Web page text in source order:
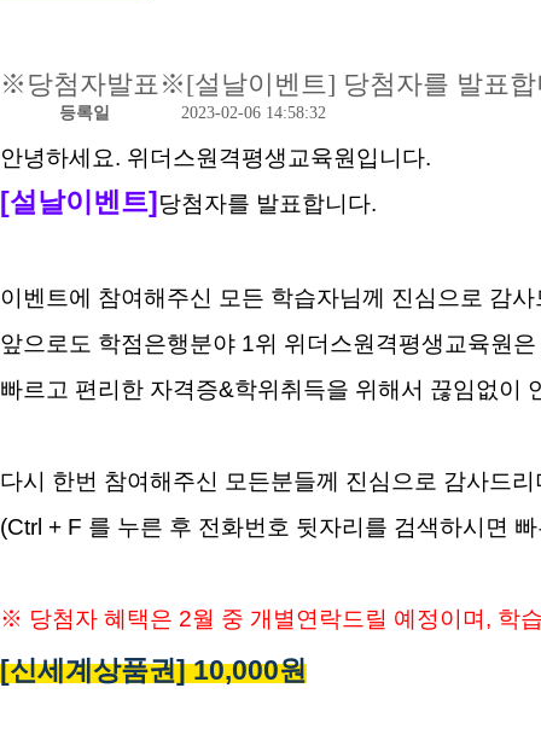
※당첨자발표※[설날이벤트] 당첨자를 발표합
등록일 2023-02-06 14:58:32
안녕하세요. 위더스원격평생교육원입니다.
[설날이벤트] 당첨자를 발표합니다.
이벤트에 참여해주신 모든 학습자님께 진심으로 감사
앞으로도 학점은행분야 1위 위더스원격평생교육원
빠르고 편리한 자격증&학위취득을 위해서 끊임없이
다시 한번 참여해주신 모든분들께 진심으로 감사드
(Ctrl + F 를 누른 후 전화번호 뒷자리를 검색하시면
※ 당첨자 혜택은 2월 중 개별연락드릴 예정이며, 학
[신세계상품권] 10,000원